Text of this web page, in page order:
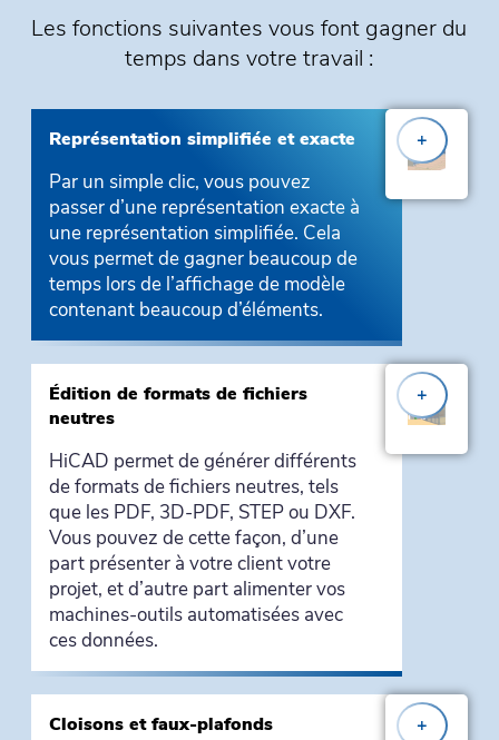
Les fonctions suivantes vous font gagner du
temps dans votre travail :
Représentation simplifiée et exacte
Par un simple clic, vous pouvez
passer d’une représentation exacte à
une représentation simplifiée. Cela
vous permet de gagner beaucoup de
temps lors de l’affichage de modèle
contenant beaucoup d’éléments.
+
Édition de formats de fichiers
neutres
HiCAD permet de générer différents
de formats de fichiers neutres, tels
que les PDF, 3D-PDF, STEP ou DXF.
Vous pouvez de cette façon, d’une
part présenter à votre client votre
projet, et d’autre part alimenter vos
machines-outils automatisées avec
ces données.
+
Cloisons et faux-plafonds
+